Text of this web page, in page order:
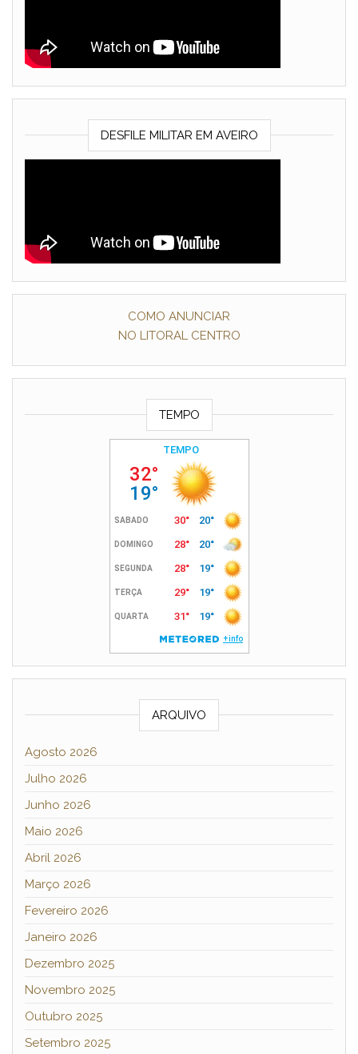
DESFILE MILITAR EM AVEIRO
COMO ANUNCIAR
NO LITORAL CENTRO
TEMPO
ARQUIVO
Agosto 2026
Julho 2026
Junho 2026
Maio 2026
Abril 2026
Março 2026
Fevereiro 2026
Janeiro 2026
Dezembro 2025
Novembro 2025
Outubro 2025
Setembro 2025